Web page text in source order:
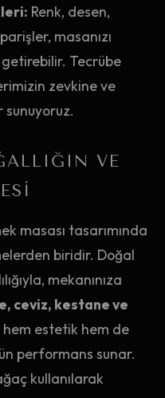
Renk, desen,
masanızı
Tecrübe
zevkine ve
sunuyoruz.
VE
masası tasarımında
biridir. Doğal
mekanınıza
ceviz, kestane ve
estetik hem de
performans sunar.
kullanılarak